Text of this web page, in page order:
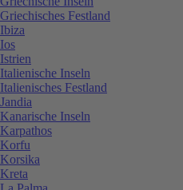
Griechisches Festland
Ibiza
Ios
Istrien
Italienische Inseln
Italienisches Festland
Jandia
Kanarische Inseln
Karpathos
Korfu
Korsika
Kreta